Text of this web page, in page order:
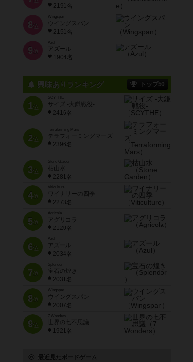
2191名
8 位
Wingspan
ウイングスパン
2151名
9 位
Azul
アズール
1904名
興味ありランキング トップ50
1位
SCYTHE
サイズ -大鎌戦役-
2416名
2位
Terraforming Mars
テラフォーミングマーズ
2396名
3位
Stone Garden
枯山水
2281名
4位
Viticulture
ワイナリーの四季
2273名
5位
Agricola
アグリコラ
2120名
6位
Azul
アズール
2034名
7位
宝石の煌き
2031名
8位
Wingspan
ウイングスパン
2007名
9位
7 Wonders
世界の七不思議
1921名
最近見たボードゲーム